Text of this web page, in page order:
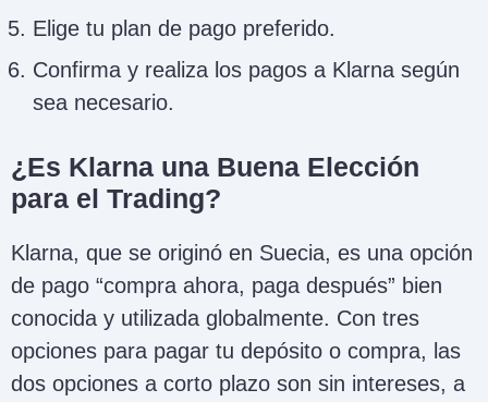
Elige tu plan de pago preferido.
Confirma y realiza los pagos a Klarna según
sea necesario.
¿Es Klarna una Buena Elección
para el Trading?
Klarna, que se originó en Suecia, es una opción
de pago “compra ahora, paga después” bien
conocida y utilizada globalmente. Con tres
opciones para pagar tu depósito o compra, las
dos opciones a corto plazo son sin intereses, a